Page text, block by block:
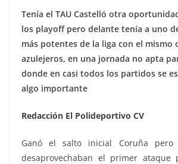
Tenía el TAU Castelló otra
los playoff pero delante tenía a uno
más potentes de la liga con el mismo
azulejeros, en una jornada no apta
donde en casi todos los partidos se
algo importante
Redacción El Polideportivo CV
Ganó el salto inicial Coruña pero
desaprovechaban el primer ataque